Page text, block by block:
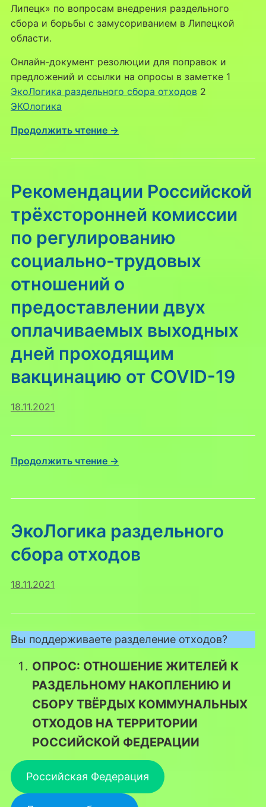
Липецк» по вопросам внедрения раздельного
сбора и борьбы с замусориванием в Липецкой
области.
Онлайн-документ резолюции для поправок и
предложений и ссылки на опросы в заметке 1
ЭкоЛогика раздельного сбора отходов 2
ЭКОлогика
Продолжить чтение →
Рекомендации Российской
трёхсторонней комиссии
по регулированию
социально-трудовых
отношений о
предоставлении двух
оплачиваемых выходных
дней проходящим
вакцинацию от COVID-19
18.11.2021
Продолжить чтение →
ЭкоЛогика раздельного
сбора отходов
18.11.2021
Вы поддерживаете разделение отходов?
ОПРОС: ОТНОШЕНИЕ ЖИТЕЛЕЙ К
РАЗДЕЛЬНОМУ НАКОПЛЕНИЮ И
СБОРУ ТВЁРДЫХ КОММУНАЛЬНЫХ
ОТХОДОВ НА ТЕРРИТОРИИ
РОССИЙСКОЙ ФЕДЕРАЦИИ
Российская Федерация